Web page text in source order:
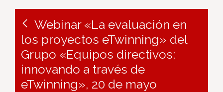
Webinar «La evaluación en
los proyectos eTwinning» del
Grupo «Equipos directivos:
innovando a través de
eTwinning», 20 de mayo